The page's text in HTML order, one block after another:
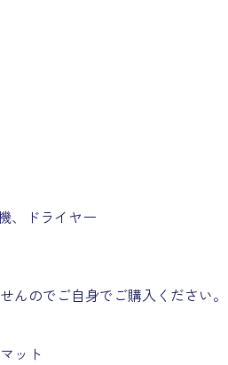
、ドライヤー
のでご自身でご購入ください。
ット